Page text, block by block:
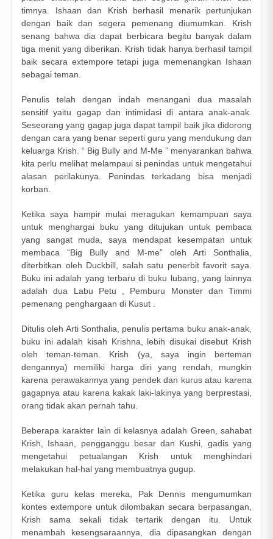
timnya. Ishaan dan Krish berhasil menarik pertunjukan
dengan baik dan segera pemenang diumumkan. Krish
senang bahwa dia dapat berbicara begitu banyak dalam
tiga menit yang diberikan. Krish tidak hanya berhasil tampil
baik secara extempore tetapi juga memenangkan Ishaan
sebagai teman.
Penulis telah dengan indah menangani dua masalah
sensitif yaitu gagap dan intimidasi di antara anak-anak.
Seseorang yang gagap juga dapat tampil baik jika didorong
dengan cara yang benar seperti guru yang mendukung dan
keluarga Krish. “ Big Bully and M-Me ” menyarankan bahwa
kita perlu melihat melampaui si penindas untuk mengetahui
alasan perilakunya. Penindas terkadang bisa menjadi
korban.
Ketika saya hampir mulai meragukan kemampuan saya
untuk menghargai buku yang ditujukan untuk pembaca
yang sangat muda, saya mendapat kesempatan untuk
membaca “Big Bully and M-me” oleh Arti Sonthalia,
diterbitkan oleh Duckbill, salah satu penerbit favorit saya.
Buku ini adalah yang terbaru di buku lubang, yang lainnya
adalah dua Labu Petu , Pemburu Monster dan Timmi
pemenang penghargaan di Kusut .
Ditulis oleh Arti Sonthalia, penulis pertama buku anak-anak,
buku ini adalah kisah Krishna, lebih disukai disebut Krish
oleh teman-teman. Krish (ya, saya ingin berteman
dengannya) memiliki harga diri yang rendah, mungkin
karena perawakannya yang pendek dan kurus atau karena
gagapnya atau karena kakak laki-lakinya yang berprestasi,
orang tidak akan pernah tahu.
Beberapa karakter lain di kelasnya adalah Green, sahabat
Krish, Ishaan, pengganggu besar dan Kushi, gadis yang
mengetahui petualangan Krish untuk menghindari
melakukan hal-hal yang membuatnya gugup.
Ketika guru kelas mereka, Pak Dennis mengumumkan
kontes extempore untuk dilombakan secara berpasangan,
Krish sama sekali tidak tertarik dengan itu. Untuk
menambah kesengsaraannya, dia dipasangkan dengan